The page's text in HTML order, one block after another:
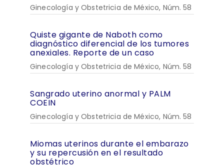
Ginecología y Obstetricia de México, Núm. 58
Quiste gigante de Naboth como
diagnóstico diferencial de los tumores
anexiales. Reporte de un caso
Ginecología y Obstetricia de México, Núm. 58
Sangrado uterino anormal y PALM
COEIN
Ginecología y Obstetricia de México, Núm. 58
Miomas uterinos durante el embarazo
y su repercusión en el resultado
obstétrico